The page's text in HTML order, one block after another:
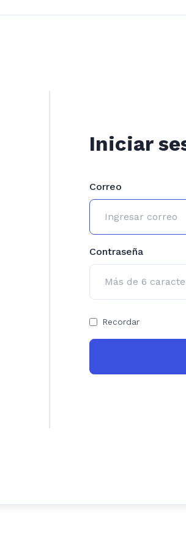
Iniciar
Correo
Contraseña
Recordar